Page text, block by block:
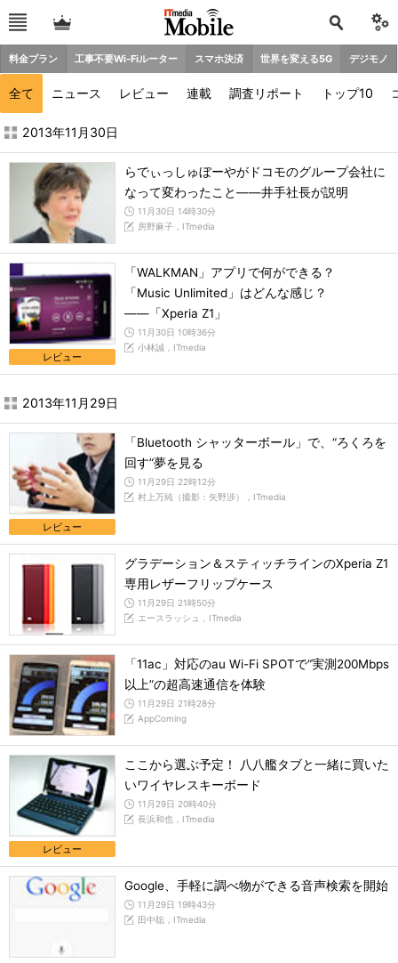
料金プラン 工事不要Wi-Fiルーター スマホ決済 世界を変える5G デジモノ
全て ニュース レビュー 連載 調査リポート トップ10
2013年11月の記事一覧 - ITmedia Mobile
2013年11月30日
らでぃっしゅぼーやがドコモのグループ会社に
なって変わったこと――井手社長が説明
11月30日 14時30分
房野麻子，ITmedia
レビュー
「WALKMAN」アプリで何ができる？
「Music Unlimited」はどんな感じ？
――「Xperia Z1」
11月30日 10時36分
小林誠，ITmedia
2013年11月29日
レビュー
「Bluetooth シャッターボール」で、“ろくろを
回す”夢を見る
11月29日 22時12分
村上万純（撮影：矢野渉），ITmedia
グラデーション＆スティッチラインのXperia Z1
専用レザーフリップケース
11月29日 21時50分
エースラッシュ，ITmedia
「11ac」対応のau Wi-Fi SPOTで“実測200Mbps
以上”の超高速通信を体験
11月29日 21時28分
AppComing
レビュー
ここから選ぶ予定！ 八八艦タブと一緒に買いた
いワイヤレスキーボード
11月29日 20時40分
長浜和也，ITmedia
Google、手軽に調べ物ができる音声検索を開始
11月29日 19時43分
田中聡，ITmedia